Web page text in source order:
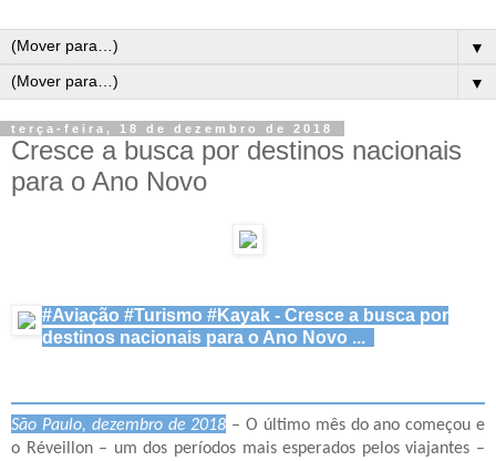
▼
▼
terça-feira, 18 de dezembro de 2018
Cresce a busca por destinos nacionais
para o Ano Novo
#Aviação #Turismo #Kayak - Cresce a busca por
destinos nacionais para o Ano Novo ...
São Paulo, dezembro de 2018 –O último mês do ano começou e
o Réveillon – um dos períodos mais esperados pelos viajantes –